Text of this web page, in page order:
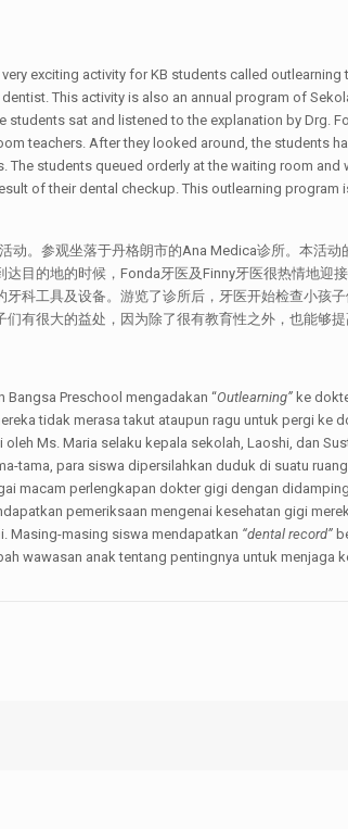
exciting activity for KB students called
This activity is also an annual program of
students sat and listened to the explanation by
teachers. After they looked around, the students
students queued orderly at the waiting room
of their dental checkup. This outlearning
动。参观坐落于丹格朗市的Ana Medica诊所。本活
目的地的时候，Fonda牙医及Finny牙医很热情地
科工具及设备。游览了诊所后，牙医开始检查小孩
有很大的益处，因为除了很有教育性之外，也能够
Bangsa Preschool mengadakan “Outlearning” ke
tidak merasa takut ataupun ragu untuk pergi ke
Ms. Maria selaku kepala sekolah, Laoshi, dan
tama, para siswa dipersilahkan duduk di suatu
macam perlengkapan dokter gigi dengan
pemeriksaan mengenai kesehatan gigi
Masing-masing siswa mendapatkan “dental record”
wawasan anak tentang pentingnya untuk menjaga